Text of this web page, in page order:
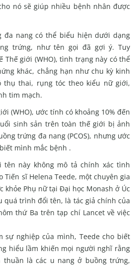
nó sẽ giúp nhiều bệnh nhân được
đa nang có thể biểu hiện dưới dạng
trứng, như tên gọi đã gợi ý. Tuy
Thế giới (WHO), tình trạng này có thể
khác, chẳng hạn như chu kỳ kinh
thụ thai, rụng tóc theo kiểu nữ giới,
tim mạch.
(WHO), ước tính có khoảng 10% đến
sinh sản trên toàn thế giới bị ảnh
trứng đa nang (PCOS), nhưng ước
mình mắc bệnh .
này không mô tả chính xác tình
sĩ Helena Teede, một chuyên gia
khỏe Phụ nữ tại Đại học Monash ở Úc
quá trình đổi tên, là tác giả chính của
thứ Ba trên tạp chí Lancetvề việc
sự nghiệp của mình, Teede cho biết
hiểu lầm khiến mọi người nghĩ rằng
là các u nang ở buồng trứng,